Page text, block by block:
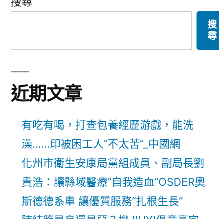
搜
尋
近期文章
有吃有喝，打查包養經歷游戲，能洗
澡……印被困工人“不太苦”_中國網
化州市衛生安康局黨組成員、副局長劉
貴浩：讓縣域醫療“自我造血”OSDER奧
斯德德系車 讓優質服務“扎根生長”